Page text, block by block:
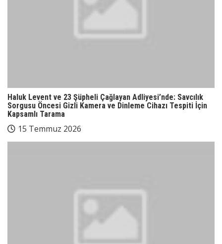
Haluk Levent ve 23 Şüpheli Çağlayan Adliyesi’nde: Savcılık
Sorgusu Öncesi Gizli Kamera ve Dinleme Cihazı Tespiti İçin
Kapsamlı Tarama
15 Temmuz 2026